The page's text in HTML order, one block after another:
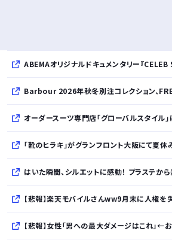
ABEMAオリジナルドキュメンタリー『CELEB SECRET』最終話が8月8日放
Barbour 2026年秋冬別注コレクション、FREAK’S
オーダースーツ専門店「グローバルスタイル」に20種類の新作スーツ裏地が登場！おしゃれな花柄・サッカ
「靴のヒラキ」がグランフロント大阪にて夏休みこどもワークショップを開催！親
はいた瞬間、シルエットに感動！ プラステから美しいシルエットとリラッ
【悲報】楽天モバイルさんww9月末に人権
【悲報】女性「男への最大ダメージはこれ」←